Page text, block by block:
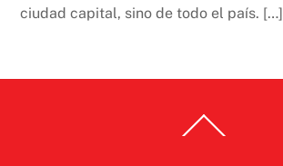
ciudad capital, sino de todo el país. […]
To